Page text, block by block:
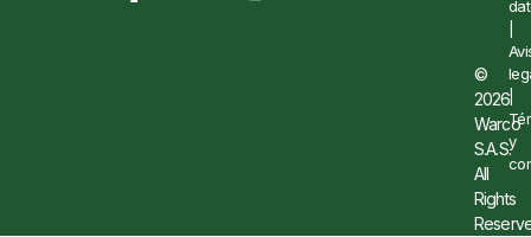
©
2026
Warco
S.A.S.
All
Rights
|
y